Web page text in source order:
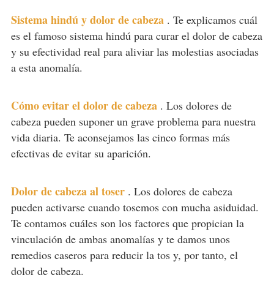
Sistema hindú y dolor de cabeza . Te explicamos cuál
es el famoso sistema hindú para curar el dolor de cabeza
y su efectividad real para aliviar las molestias asociadas
a esta anomalía.
Cómo evitar el dolor de cabeza . Los dolores de
cabeza pueden suponer un grave problema para nuestra
vida diaria. Te aconsejamos las cinco formas más
efectivas de evitar su aparición.
Dolor de cabeza al toser . Los dolores de cabeza
pueden activarse cuando tosemos con mucha asiduidad.
Te contamos cuáles son los factores que propician la
vinculación de ambas anomalías y te damos unos
remedios caseros para reducir la tos y, por tanto, el
dolor de cabeza.